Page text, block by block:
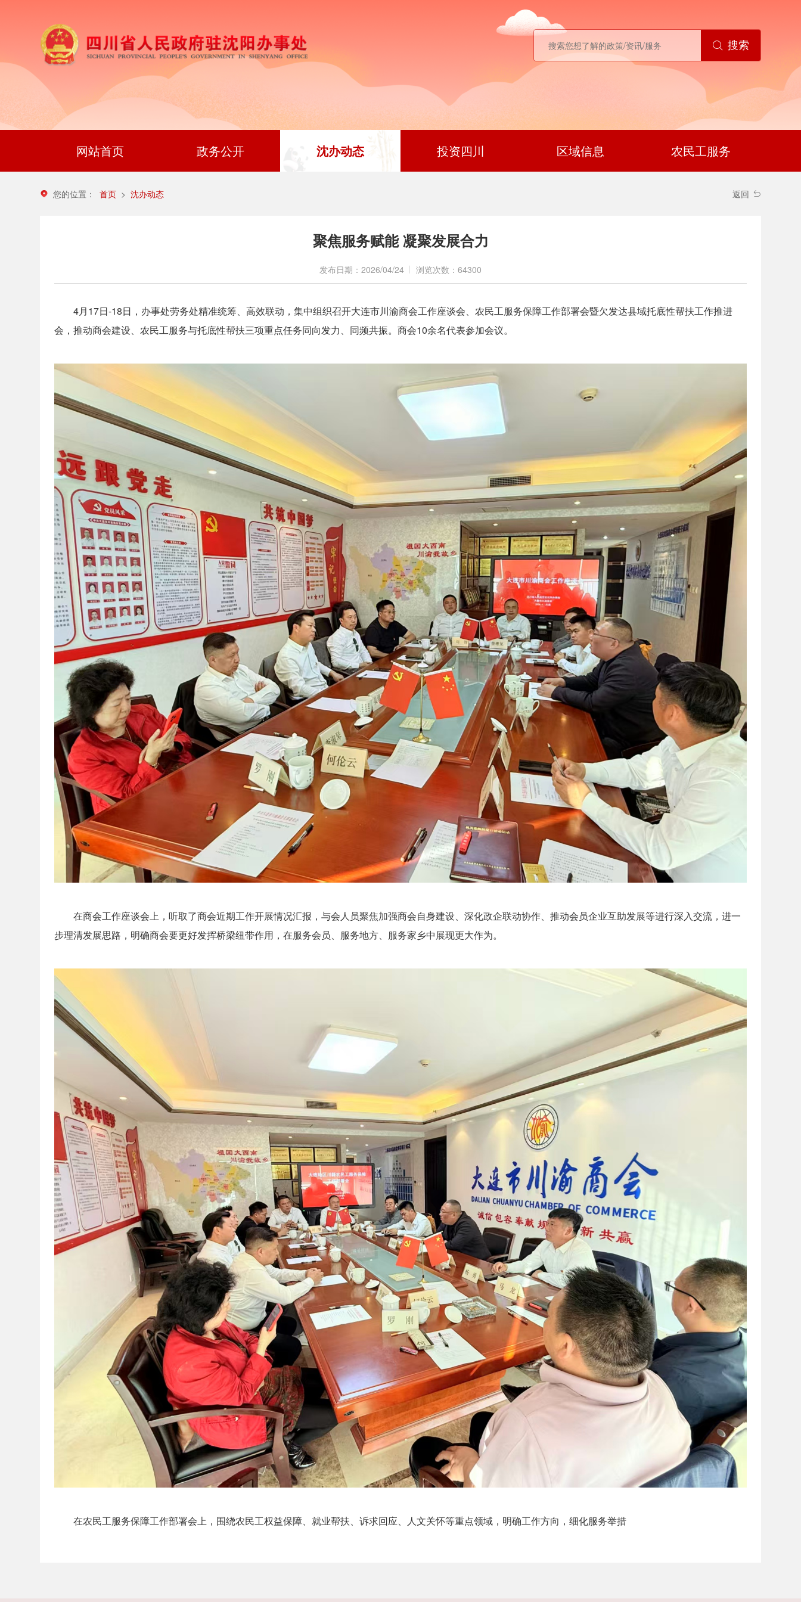
搜索
网站首页 政务公开 沈办动态 投资四川 区域信息 农民工服务
您的位置： 首页 > 沈办动态 返回
聚焦服务赋能 凝聚发展合力
发布日期：2026/04/24 浏览次数：64300
4月17日-18日，办事处劳务处精准统筹、高效联动，集中组织召开大连市川渝商会工作座谈会、农民工服务保障工作部署会暨欠发达县域托底性帮扶工作推进
会，推动商会建设、农民工服务与托底性帮扶三项重点任务同向发力、同频共振。商会10余名代表参加会议。
在商会工作座谈会上，听取了商会近期工作开展情况汇报，与会人员聚焦加强商会自身建设、深化政企联动协作、推动会员企业互助发展等进行深入交流，进一
步理清发展思路，明确商会要更好发挥桥梁纽带作用，在服务会员、服务地方、服务家乡中展现更大作为。
在农民工服务保障工作部署会上，围绕农民工权益保障、就业帮扶、诉求回应、人文关怀等重点领域，明确工作方向，细化服务举措